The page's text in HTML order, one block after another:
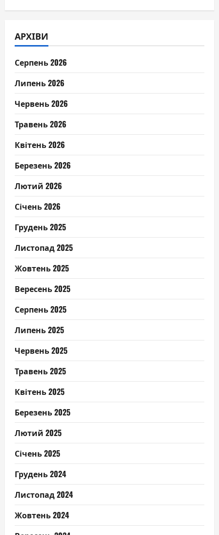
АРХІВИ
Серпень 2026
Липень 2026
Червень 2026
Травень 2026
Квітень 2026
Березень 2026
Лютий 2026
Січень 2026
Грудень 2025
Листопад 2025
Жовтень 2025
Вересень 2025
Серпень 2025
Липень 2025
Червень 2025
Травень 2025
Квітень 2025
Березень 2025
Лютий 2025
Січень 2025
Грудень 2024
Листопад 2024
Жовтень 2024